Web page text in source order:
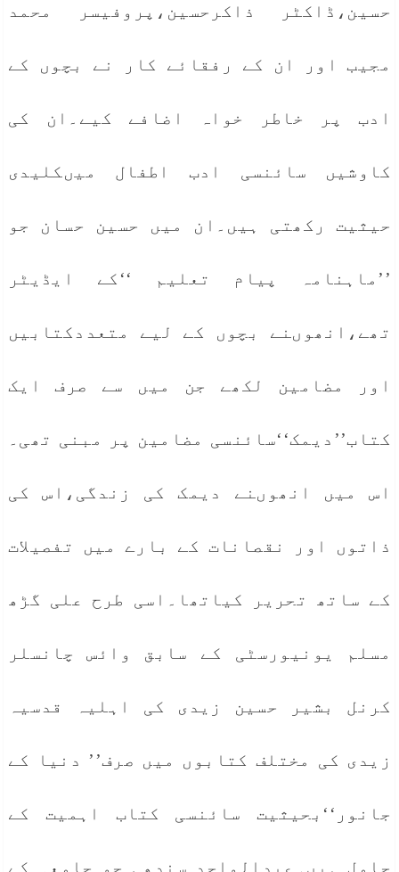
حسین،ڈاکٹر ذاکرحسین،پروفیسر محمد
مجیب اور ان کے رفقائے کار نے بچوں کے
ادب پر خاطر خواہ اضافے کیے۔ان کی
کاوشیں سائنسی ادب اطفال میںکلیدی
حیثیت رکھتی ہیں۔ان میں حسین حسان جو
’’ماہنامہ پیام تعلیم ‘‘کے ایڈیٹر
تھے،انھوںنے بچوں کے لیے متعددکتابیں
اور مضامین لکھے جن میں سے صرف ایک
کتاب’’دیمک‘‘سائنسی مضامین پر مبنی تھی۔
اس میں انھوںنے دیمک کی زندگی،اس کی
ذاتوں اور نقصانات کے بارے میں تفصیلات
کے ساتھ تحریر کیاتھا۔اسی طرح علی گڑھ
مسلم یونیورسٹی کے سابق وائس چانسلر
کرنل بشیر حسین زیدی کی اہلیہ قدسیہ
زیدی کی مختلف کتابوں میں صرف’’ دنیا کے
جانور‘‘بحیثیت سائنسی کتاب اہمیت کے
حامل ہیں۔عبدالواحد سندھی جو جامعہ کے